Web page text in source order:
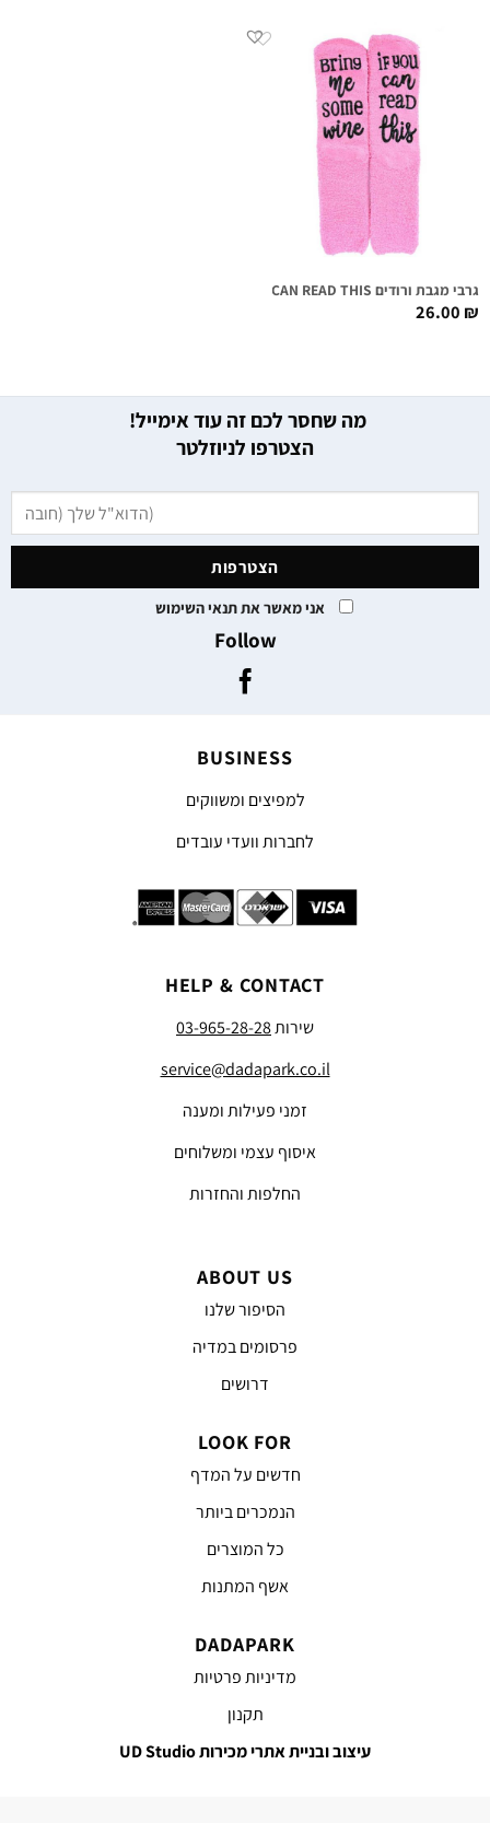
גרבי מגבת ורודים IF YOU CAN READ THIS
26.00₪
מה שחסר לכם זה עוד אימייל!
הצטרפו לניוזלטר
אני מאשר את תנאי השימוש
Follow
BUSINESS
למפיצים ומשווקים
לחברות וועדי עובדים
HELP & CONTACT
שירות03-965-28-28
service@dadapark.co.il
זמני פעילות ומענה
איסוף עצמי ומשלוחים
החלפות והחזרות
ABOUT US
הסיפור שלנו
פרסומים במדיה
דרושים
LOOK FOR
חדשים על המדף
הנמכרים ביותר
כל המוצרים
אשף המתנות
DADAPARK
מדיניות פרטיות
תקנון
עיצוב ובניית אתרי מכירות UD Studio